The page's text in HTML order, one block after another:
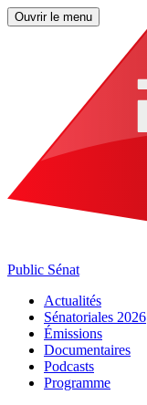
Ouvrir le menu
Public Sénat
Actualités
Sénatoriales 2026
Émissions
Documentaires
Podcasts
Programme